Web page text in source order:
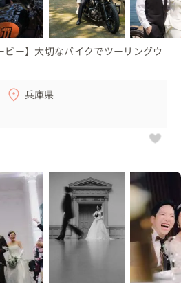
ビー】大切なバイクでツーリングウ
兵庫県